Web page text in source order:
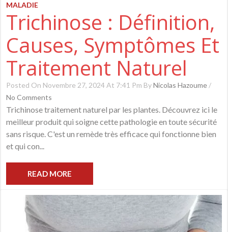
MALADIE
Trichinose : Définition,
Causes, Symptômes Et
Traitement Naturel
Posted On Novembre 27, 2024 At 7:41 Pm ByNicolas Hazoume/
No Comments
Trichinose traitement naturel par les plantes. Découvrez ici le
meilleur produit qui soigne cette pathologie en toute sécurité
sans risque. C'est un remède très efficace qui fonctionne bien
et qui con...
READ MORE